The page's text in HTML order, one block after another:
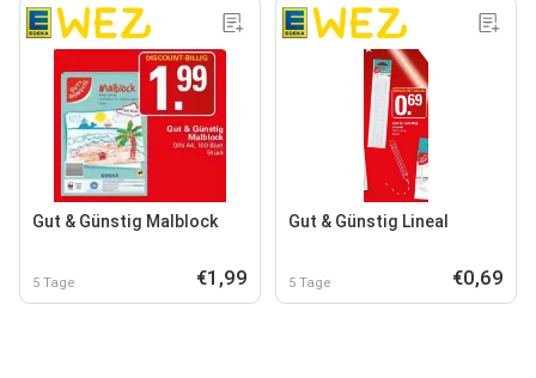
Gut & Günstig Malblock
5 Tage €1,99
Gut & Günstig Lineal
5 Tage €0,69